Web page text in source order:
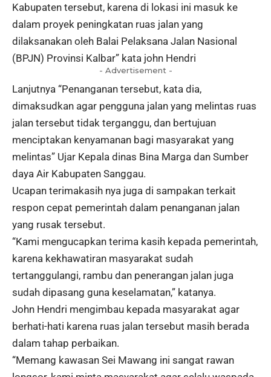
Kabupaten tersebut, karena di lokasi ini masuk ke
dalam proyek peningkatan ruas jalan yang
dilaksanakan oleh Balai Pelaksana Jalan Nasional
(BPJN) Provinsi Kalbar” kata john Hendri
- Advertisement -
Lanjutnya “Penanganan tersebut, kata dia,
dimaksudkan agar pengguna jalan yang melintas ruas
jalan tersebut tidak terganggu, dan bertujuan
menciptakan kenyamanan bagi masyarakat yang
melintas” Ujar Kepala dinas Bina Marga dan Sumber
daya Air Kabupaten Sanggau.
Ucapan terimakasih nya juga di sampakan terkait
respon cepat pemerintah dalam penanganan jalan
yang rusak tersebut.
“Kami mengucapkan terima kasih kepada pemerintah,
karena kekhawatiran masyarakat sudah
tertanggulangi, rambu dan penerangan jalan juga
sudah dipasang guna keselamatan,” katanya.
John Hendri mengimbau kepada masyarakat agar
berhati-hati karena ruas jalan tersebut masih berada
dalam tahap perbaikan.
“Memang kawasan Sei Mawang ini sangat rawan